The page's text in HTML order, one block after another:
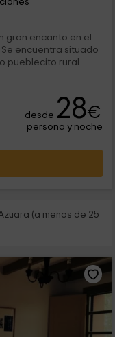
gran encanto en el
encuentra situado
pueblecito rural
desde 28€
persona y noche
(a menos de 25